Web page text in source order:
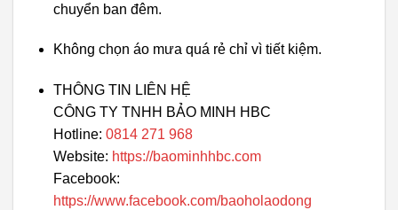
chuyển ban đêm.
Không chọn áo mưa quá rẻ chỉ vì tiết kiệm.
THÔNG TIN LIÊN HỆ
CÔNG TY TNHH BẢO MINH HBC
Hotline: 0814 271 968
Website: https://baominhhbc.com
Facebook:
https://www.facebook.com/baoholaodong